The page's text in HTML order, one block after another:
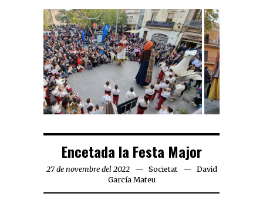
Encetada la Festa Major
27 de novembre del 2022 Societat
David
García Mateu